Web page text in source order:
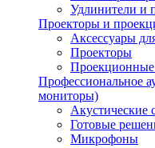
Удлинители и
Проекторы и
Аксессуары
Проекторы
Профессиональное
мониторы)
Акустические
Готовые
Микрофоны